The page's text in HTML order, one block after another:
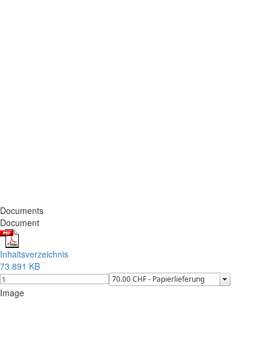
Documents
Document
Inhaltsverzeichnis
73.891 KB
Image